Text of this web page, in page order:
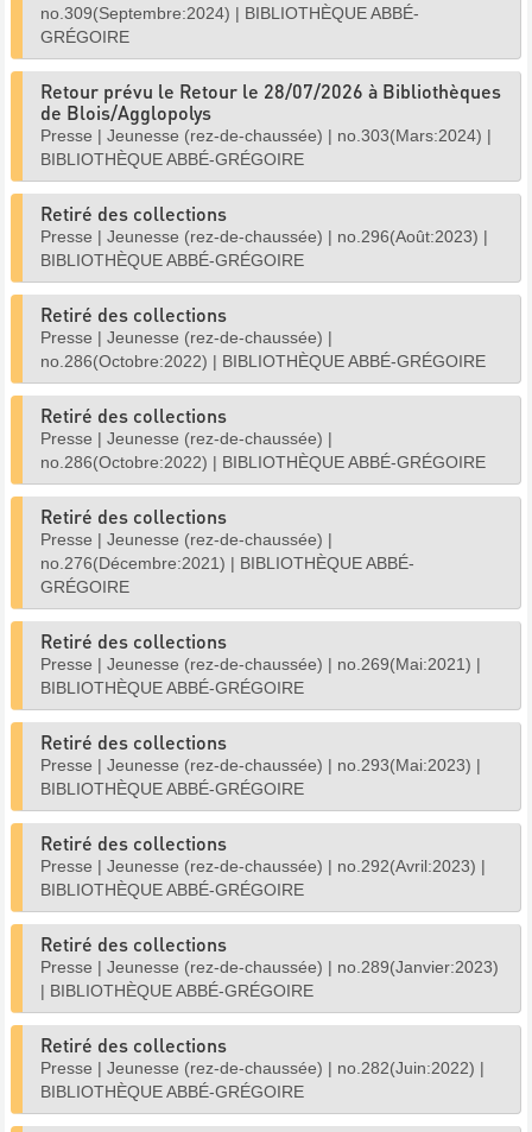
no.309(Septembre:2024) | BIBLIOTHÈQUE ABBÉ-
GRÉGOIRE
Retour prévu le Retour le 28/07/2026 à Bibliothèques
de Blois/Agglopolys
Presse | Jeunesse (rez-de-chaussée) | no.303(Mars:2024) |
BIBLIOTHÈQUE ABBÉ-GRÉGOIRE
Retiré des collections
Presse | Jeunesse (rez-de-chaussée) | no.296(Août:2023) |
BIBLIOTHÈQUE ABBÉ-GRÉGOIRE
Retiré des collections
Presse | Jeunesse (rez-de-chaussée) |
no.286(Octobre:2022) | BIBLIOTHÈQUE ABBÉ-GRÉGOIRE
Retiré des collections
Presse | Jeunesse (rez-de-chaussée) |
no.286(Octobre:2022) | BIBLIOTHÈQUE ABBÉ-GRÉGOIRE
Retiré des collections
Presse | Jeunesse (rez-de-chaussée) |
no.276(Décembre:2021) | BIBLIOTHÈQUE ABBÉ-
GRÉGOIRE
Retiré des collections
Presse | Jeunesse (rez-de-chaussée) | no.269(Mai:2021) |
BIBLIOTHÈQUE ABBÉ-GRÉGOIRE
Retiré des collections
Presse | Jeunesse (rez-de-chaussée) | no.293(Mai:2023) |
BIBLIOTHÈQUE ABBÉ-GRÉGOIRE
Retiré des collections
Presse | Jeunesse (rez-de-chaussée) | no.292(Avril:2023) |
BIBLIOTHÈQUE ABBÉ-GRÉGOIRE
Retiré des collections
Presse | Jeunesse (rez-de-chaussée) | no.289(Janvier:2023)
| BIBLIOTHÈQUE ABBÉ-GRÉGOIRE
Retiré des collections
Presse | Jeunesse (rez-de-chaussée) | no.282(Juin:2022) |
BIBLIOTHÈQUE ABBÉ-GRÉGOIRE